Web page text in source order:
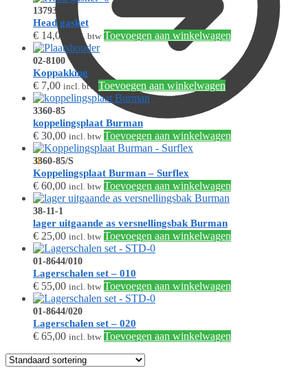
0
13793
Head gasket
€ 14,00 incl. btw Toevoegen aan winkelwagen
02-8100
Koppakking
€ 7,00 incl. btw Toevoegen aan winkelwagen
3360-85
koppelingsplaat Burman
€ 30,00 incl. btw Toevoegen aan winkelwagen
3360-85/S
Koppelingsplaat Burman – Surflex
€ 60,00 incl. btw Toevoegen aan winkelwagen
38-11-1
lager uitgaande as versnellingsbak Burman
€ 25,00 incl. btw Toevoegen aan winkelwagen
01-8644/010
Lagerschalen set – 010
€ 55,00 incl. btw Toevoegen aan winkelwagen
01-8644/020
Lagerschalen set – 020
€ 65,00 incl. btw Toevoegen aan winkelwagen